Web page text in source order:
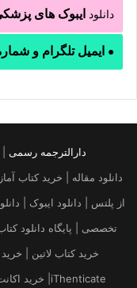
دانلود ایبوک های
● ایمیل تلگرام و
دارالترجمه رسمی
از پلتس | دانلود ایبوک |
تخصصی | پایگاه دانلود
خرید کتاب لاتین |
iThenticate| خريد اكانت uptodate قیمت بروز Platts Argus ICIS